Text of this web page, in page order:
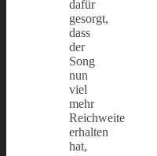
dafür
gesorgt,
dass
der
Song
nun
viel
mehr
Reichweite
erhalten
hat,